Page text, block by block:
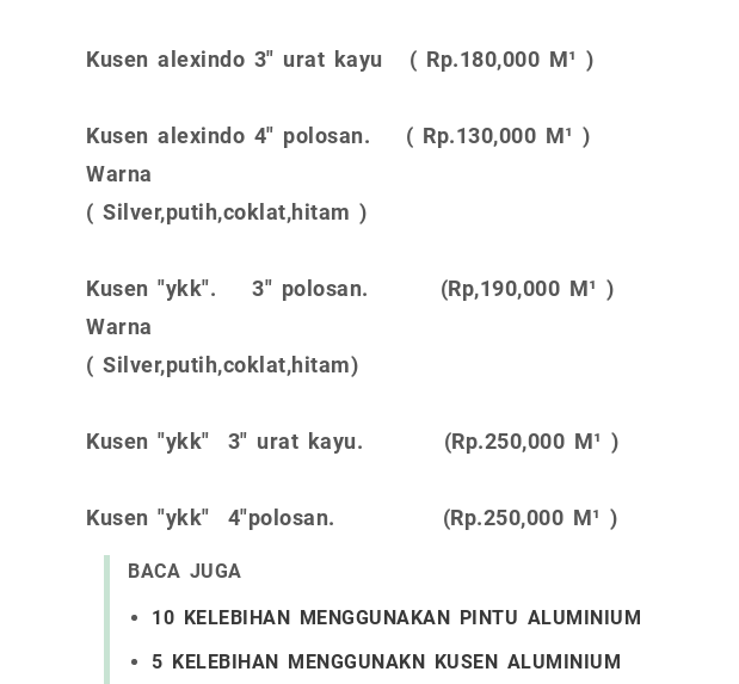
Kusen alexindo 3" urat kayu ( Rp.180,000 M¹ )
Kusen alexindo 4" polosan. ( Rp.130,000 M¹ )
Warna
( Silver,putih,coklat,hitam )
Kusen "ykk". 3" polosan. (Rp,190,000 M¹ )
Warna
( Silver,putih,coklat,hitam)
Kusen "ykk" 3" urat kayu. (Rp.250,000 M¹ )
Kusen "ykk" 4"polosan. (Rp.250,000 M¹ )
BACA JUGA
10 KELEBIHAN MENGGUNAKAN PINTU ALUMINIUM
5 KELEBIHAN MENGGUNAKN KUSEN ALUMINIUM